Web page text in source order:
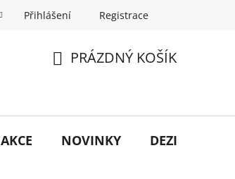
Přihlášení Registrace
PRÁZDNÝ KOŠÍK
AKCE NOVINKY DEZINFEKCE